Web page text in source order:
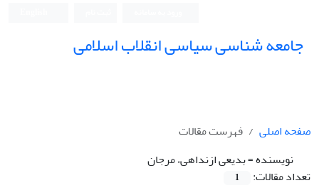
جامعه شناسی سیاسی انقلاب اسلامی
صفحه اصلی
فهرست مقالات
نویسنده =بدیعی ازنداهی، مرجان
تعداد مقالات:
1